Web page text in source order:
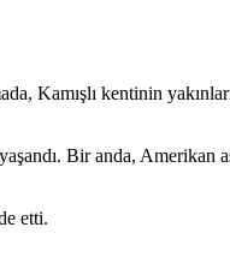
Kamışlı kentinin
Bir anda, Amerikan
etti.